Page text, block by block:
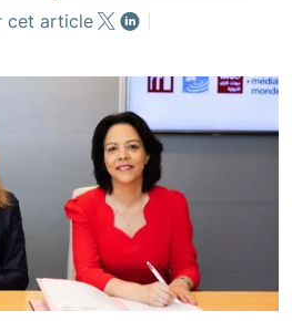
cet article